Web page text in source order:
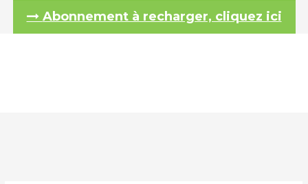
Abonnement à recharger, cliquez ici